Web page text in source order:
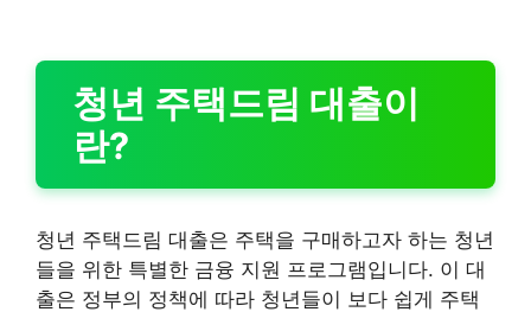
청년 주택드림 대출이
란?
청년 주택드림 대출은 주택을 구매하고자 하는 청년
들을 위한 특별한 금융 지원 프로그램입니다. 이 대
출은 정부의 정책에 따라 청년들이 보다 쉽게 주택